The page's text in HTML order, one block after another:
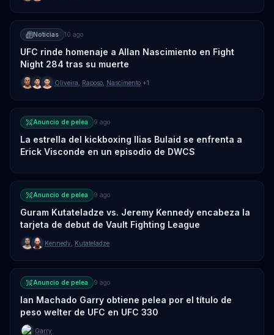
Noticias 10 ago
UFC rinde homenaje a Allan Nascimiento en Fight
Night 284 tras su muerte
Oliveira Raposo Nascimento +1
Anuncio de pelea 9 ago
La estrella del kickboxing Ilias Bulaid se enfrenta a
Erick Visconde en un episodio de DWCS
Anuncio de pelea 9 ago
Guram Kutateladze vs. Jeremy Kennedy encabeza la
tarjeta de debut de Vault Fighting League
Kennedy Kutateladze
Anuncio de pelea 9 ago
Ian Machado Garry obtiene pelea por el título de
peso welter de UFC en UFC 330
Garry